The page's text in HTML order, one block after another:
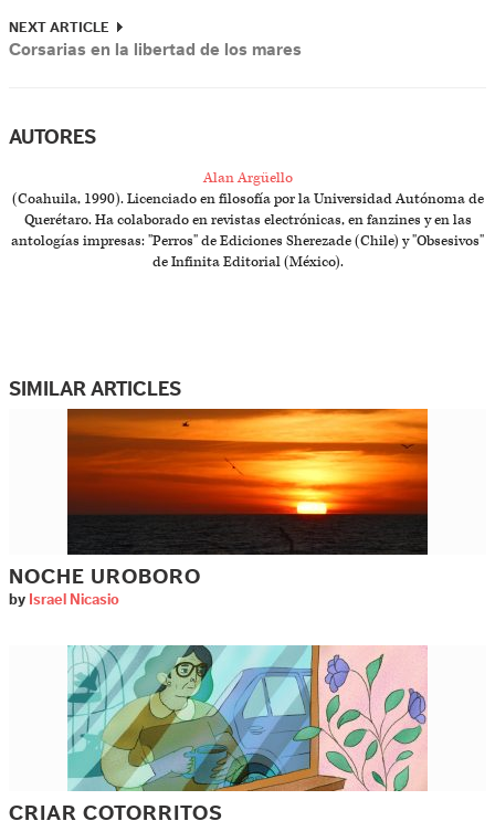
NEXT ARTICLE
Corsarias en la libertad de los mares
AUTORES
Alan Argüello
(Coahuila, 1990). Licenciado en filosofía por la Universidad Autónoma de
Querétaro. Ha colaborado en revistas electrónicas, en fanzines y en las
antologías impresas: "Perros" de Ediciones Sherezade (Chile) y "Obsesivos"
de Infinita Editorial (México).
SIMILAR ARTICLES
NOCHE UROBORO
by Israel Nicasio
CRIAR COTORRITOS